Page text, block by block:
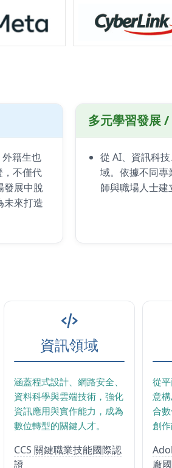
籍生也
，不僅代
發展中脫
未來打造
多元學習發展
從 AI、資訊科
域。依據不同專
師與職場人士建
資訊領域
涵蓋程式設計、網路安全、
資料科學與雲端技術，強化
資訊應用與實作能力，成為
數位轉型的關鍵人才。
CCS 關鍵職業技能國際認
證
從
意
合
創作
廠